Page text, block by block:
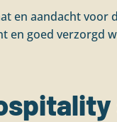
en aandacht voor
en goed verzorgd